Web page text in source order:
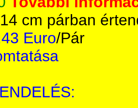
cm párban
Euro/Pár